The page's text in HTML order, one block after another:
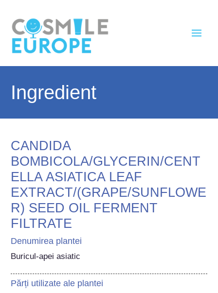
Ingredient
CANDIDA
BOMBICOLA/GLYCERIN/CENT
ELLA ASIATICA LEAF
EXTRACT/(GRAPE/SUNFLOWE
R) SEED OIL FERMENT
FILTRATE
Denumirea plantei
Buricul-apei asiatic
Părți utilizate ale plantei